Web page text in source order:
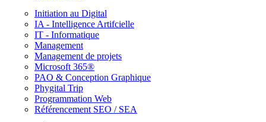
Initiation au Digital
IA - Intelligence Artifcielle
IT - Informatique
Management
Management de projets
Microsoft 365®
PAO & Conception Graphique
Phygital Trip
Programmation Web
Référencement SEO / SEA